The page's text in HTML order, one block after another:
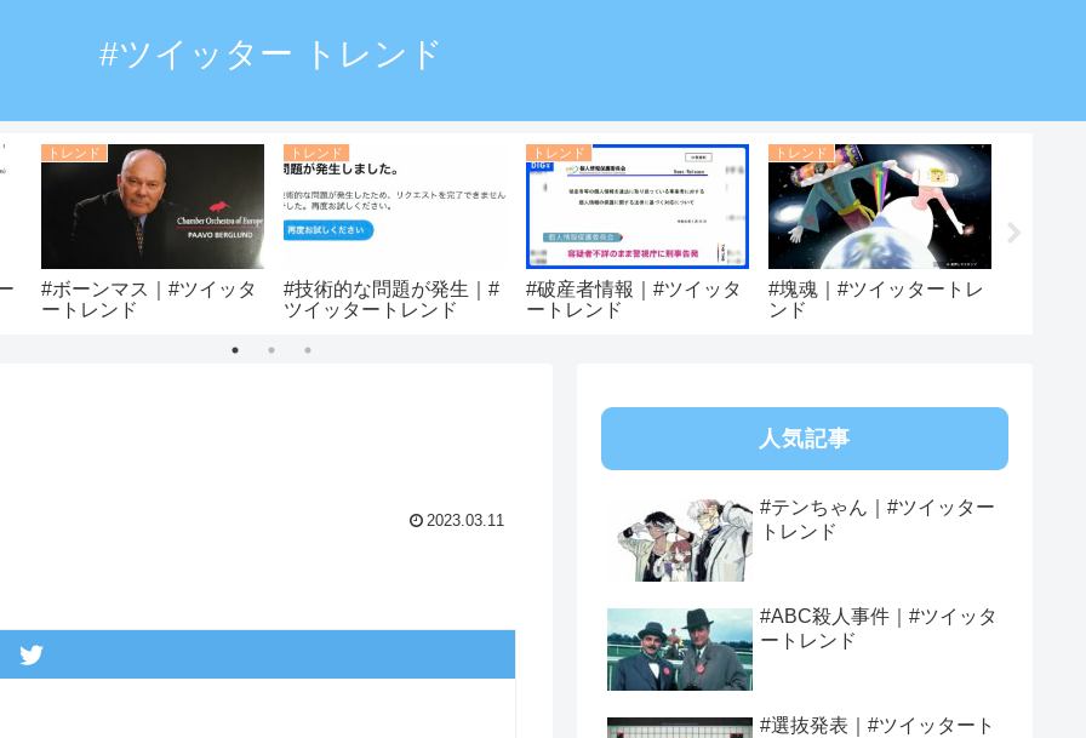
#ツイッター トレンド
トレンド
#ボーンマス｜#ツイッタ
ートレンド
トレンド
#技術的な問題が発生｜#
ツイッタートレンド
トレンド
#破産者情報｜#ツイッタ
ートレンド
トレンド
#塊魂｜#ツイッタートレ
ンド
2023.03.11
人気記事
#テンちゃん｜#ツイッター
トレンド
#ABC殺人事件｜#ツイッタ
ートレンド
#選抜発表｜#ツイッタート